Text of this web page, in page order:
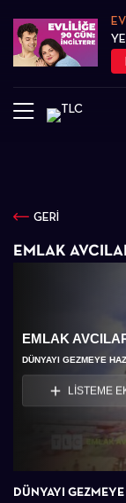
GERİ
EMLAK
EMLAK
DÜNYAYI GEZMEYE
LİSTEME
DÜNYAYI